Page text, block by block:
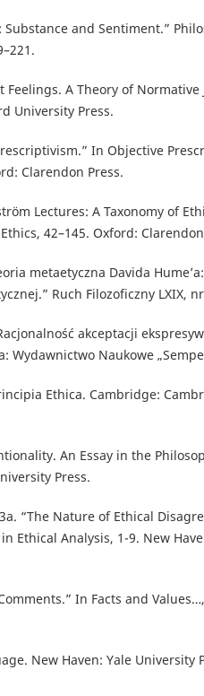
and Sentiment.”
Feelings. A Theory of Normative
University Press.
In Objective
Clarendon Press.
Lectures: A Taxonomy of
42–145. Oxford:
metaetyczna Davida
Ruch Filozoficzny LXIX,
akceptacji
Wydawnictwo Naukowe
Ethica. Cambridge:
An Essay in the
Press.
“The Nature of Ethical
Ethical Analysis, 1-9. New
In Facts and
New Haven: Yale University